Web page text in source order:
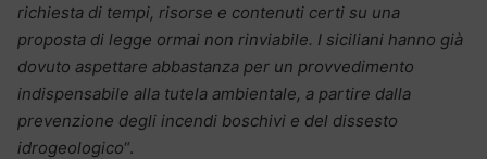
richiesta di tempi, risorse e contenuti certi su una
proposta di legge ormai non rinviabile. I siciliani hanno già
dovuto aspettare abbastanza per un provvedimento
indispensabile alla tutela ambientale, a partire dalla
prevenzione degli incendi boschivi e del dissesto
idrogeologico“.